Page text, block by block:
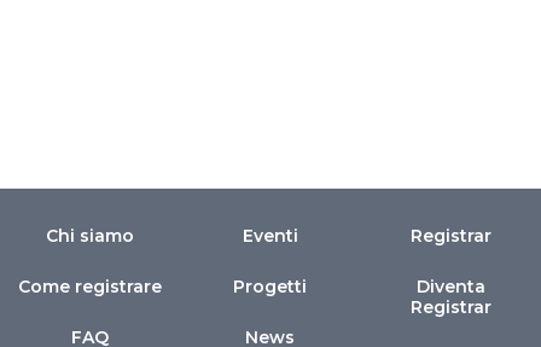
Chi siamo
Come registrare
FAQ
Eventi
Progetti
News
Registrar
Diventa
Registrar